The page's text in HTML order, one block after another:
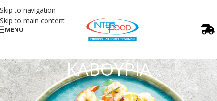
Skip to navigation
Skip to main content
MENU
ΚΑΒΟΥΡΙΑ
Αρχική σελίδα/ ΘΑΛΑΣΣΙΝΑ/ΚΑΒΟΥΡΙΑ
Εμφάνιση του μοναδικού αποτελέσματος